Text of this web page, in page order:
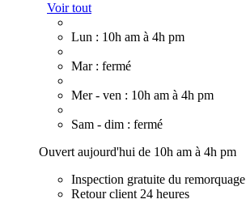
Voir tout
Lun : 10h am à 4h pm
Mar : fermé
Mer - ven : 10h am à 4h pm
Sam - dim : fermé
Ouvert aujourd'hui de 10h am à 4h pm
Inspection gratuite du remorquage
Retour client 24 heures